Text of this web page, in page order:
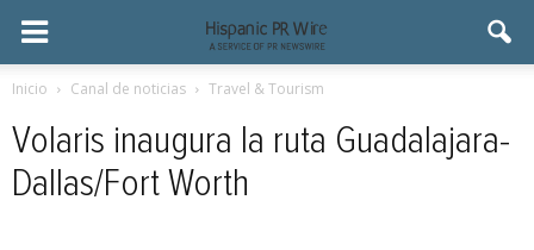
Inicio Canal de noticias Travel & Tourism
Volaris inaugura la ruta Guadalajara-
Dallas/Fort Worth